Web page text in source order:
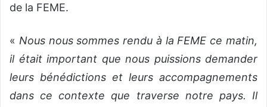
de la FEME.
« Nous nous sommes rendu à la FEME ce matin,
il était important que nous puissions demander
leurs bénédictions et leurs accompagnements
dans ce contexte que traverse notre pays. Il